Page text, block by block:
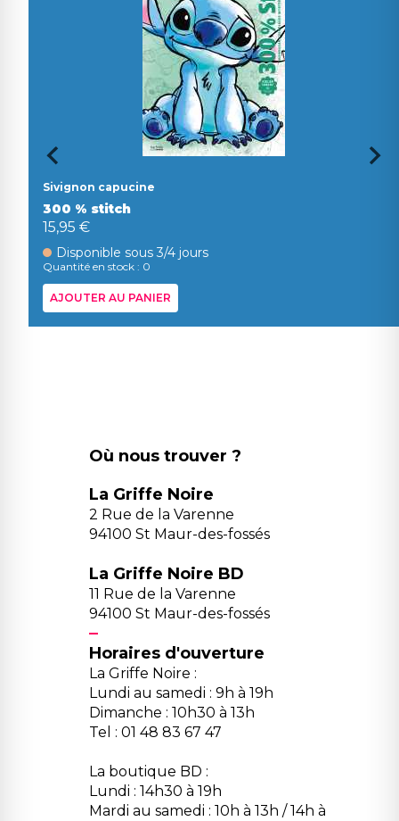
Sivignon capucine
300 % stitch
15,95 €
Disponible sous 3/4 jours
Quantité en stock : 0
AJOUTER AU PANIER
Où nous trouver ?
La Griffe Noire
2 Rue de la Varenne
94100 St Maur-des-fossés
La Griffe Noire BD
11 Rue de la Varenne
94100 St Maur-des-fossés
Horaires d'ouverture
La Griffe Noire :
Lundi au samedi : 9h à 19h
Dimanche : 10h30 à 13h
Tel : 01 48 83 67 47
La boutique BD :
Lundi : 14h30 à 19h
Mardi au samedi : 10h à 13h / 14h à